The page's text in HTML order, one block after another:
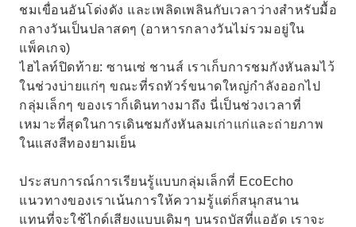
ชมเขื่อนอันโด่งดัง และเพลิดเพลินกับเวลาว่างสำหรับมื้อ
กลางวันเป็นปลาสดๆ (อาหารกลางวันไม่รวมอยู่ใน
แพ็คเกจ)
ไฮไลท์ปิดท้าย: ซานเซ่ ชานส์ เราเก็บการชมกังหันลมไว้
ในช่วงบ่ายแก่ๆ ขณะที่รถทัวร์ขนาดใหญ่กำลังออกไป
กลุ่มเล็กๆ ของเราก็เดินทางมาถึง นี่เป็นช่วงเวลาที่
เหมาะที่สุดในการเดินชมกังหันลมเก่าแก่และถ่ายภาพ
ในแสงสีทองยามเย็น
ประสบการณ์การเรียนรู้แบบกลุ่มเล็กที่ EcoEcho
แนวทางของเราเน้นการให้ความรู้แต่ก็สนุกสนาน
แทนที่จะใช้ไกด์เสียงแบบเดิมๆ บนรถบัสที่แออัด เราจะ